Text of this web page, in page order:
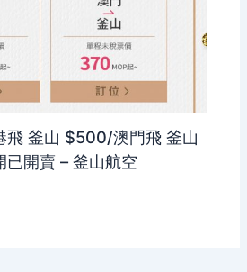
飛 釜山 $500/澳門飛 釜山
開賣 – 釜山航空